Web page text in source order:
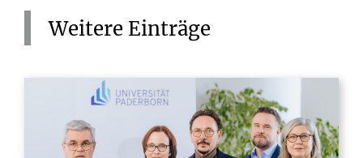
Weitere Einträge